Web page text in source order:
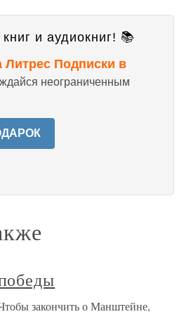
и аудиокниг! 📚
Литрес Подписки в
неограниченным
закончить о Манштейне,